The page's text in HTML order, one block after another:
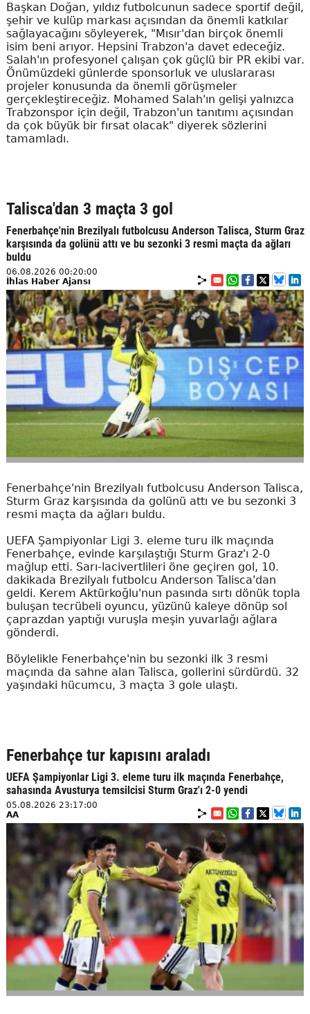
Başkan Doğan, yıldız futbolcunun sadece sportif değil,
şehir ve kulüp markası açısından da önemli katkılar
sağlayacağını söyleyerek, "Mısır'dan birçok önemli
isim beni arıyor. Hepsini Trabzon'a davet edeceğiz.
Salah'ın profesyonel çalışan çok güçlü bir PR ekibi var.
Önümüzdeki günlerde sponsorluk ve uluslararası
projeler konusunda da önemli görüşmeler
gerçekleştireceğiz. Mohamed Salah'ın gelişi yalnızca
Trabzonspor için değil, Trabzon'un tanıtımı açısından
da çok büyük bir fırsat olacak" diyerek sözlerini
tamamladı.
Talisca'dan 3 maçta 3 gol
Fenerbahçe'nin Brezilyalı futbolcusu Anderson Talisca, Sturm Graz
karşısında da golünü attı ve bu sezonki 3 resmi maçta da ağları
buldu
06.08.2026 00:20:00
İhlas Haber Ajansı
Fenerbahçe'nin Brezilyalı futbolcusu Anderson Talisca,
Sturm Graz karşısında da golünü attı ve bu sezonki 3
resmi maçta da ağları buldu.
UEFA Şampiyonlar Ligi 3. eleme turu ilk maçında
Fenerbahçe, evinde karşılaştığı Sturm Graz'ı 2-0
mağlup etti. Sarı-lacivertlileri öne geçiren gol, 10.
dakikada Brezilyalı futbolcu Anderson Talisca'dan
geldi. Kerem Aktürkoğlu'nun pasında sırtı dönük topla
buluşan tecrübeli oyuncu, yüzünü kaleye dönüp sol
çaprazdan yaptığı vuruşla meşin yuvarlağı ağlara
gönderdi.
Böylelikle Fenerbahçe'nin bu sezonki ilk 3 resmi
maçında da sahne alan Talisca, gollerini sürdürdü. 32
yaşındaki hücumcu, 3 maçta 3 gole ulaştı.
Fenerbahçe tur kapısını araladı
UEFA Şampiyonlar Ligi 3. eleme turu ilk maçında Fenerbahçe,
sahasında Avusturya temsilcisi Sturm Graz'ı 2-0 yendi
05.08.2026 23:17:00
AA